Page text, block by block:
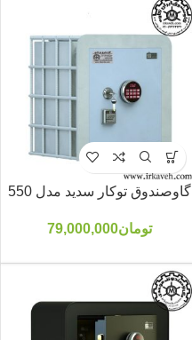
گاوصندوق توکار سدید مدل 550
تومان79,000,000